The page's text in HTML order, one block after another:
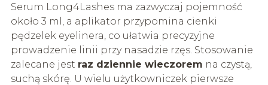
Serum Long4Lashes ma zazwyczaj pojemność
około 3 ml, a aplikator przypomina cienki
pędzelek eyelinera, co ułatwia precyzyjne
prowadzenie linii przy nasadzie rzęs. Stosowanie
zalecane jest raz dziennie wieczorem na czystą,
suchą skórę. U wielu użytkowniczek pierwsze